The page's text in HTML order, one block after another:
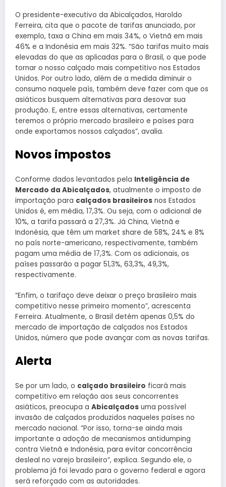
O presidente-executivo da Abicalçados, Haroldo
Ferreira, cita que o pacote de tarifas anunciado, por
exemplo, taxa a China em mais 34%, o Vietnã em mais
46% e a Indonésia em mais 32%. “São tarifas muito mais
elevadas do que as aplicadas para o Brasil, o que pode
tornar o nosso calçado mais competitivo nos Estados
Unidos. Por outro lado, além de a medida diminuir o
consumo naquele país, também deve fazer com que os
asiáticos busquem alternativas para desovar sua
produção. E, entre essas alternativas, certamente
teremos o próprio mercado brasileiro e países para
onde exportamos nossos calçados”, avalia.
Novos impostos
Conforme dados levantados pela Inteligência de
Mercado da Abicalçados, atualmente o imposto de
importação para calçados brasileiros nos Estados
Unidos é, em média, 17,3%. Ou seja, com o adicional de
10%, a tarifa passará a 27,3%. Já China, Vietnã e
Indonésia, que têm um market share de 58%, 24% e 8%
no país norte-americano, respectivamente, também
pagam uma média de 17,3%. Com os adicionais, os
países passarão a pagar 51,3%, 63,3%, 49,3%,
respectivamente.
“Enfim, o tarifaço deve deixar o preço brasileiro mais
competitivo nesse primeiro momento”, acrescenta
Ferreira. Atualmente, o Brasil detém apenas 0,5% do
mercado de importação de calçados nos Estados
Unidos, número que pode avançar com as novas tarifas.
Alerta
Se por um lado, o calçado brasileiro ficará mais
competitivo em relação aos seus concorrentes
asiáticos, preocupa a Abicalçados uma possível
invasão de calçados produzidos naqueles países no
mercado nacional. “Por isso, torna-se ainda mais
importante a adoção de mecanismos antidumping
contra Vietnã e Indonésia, para evitar concorrência
desleal no varejo brasileiro”, explica. Segundo ele, o
problema já foi levado para o governo federal e agora
será reforçado com as autoridades.